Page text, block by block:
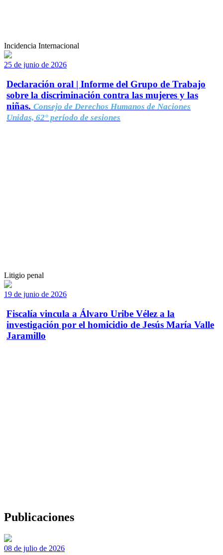
Incidencia Internacional
25 de junio de 2026
Declaración oral | Informe del Grupo de Trabajo
sobre la discriminación contra las mujeres y las
niñas. Consejo de Derechos Humanos de Naciones
Unidas, 62° período de sesiones
Litigio penal
19 de junio de 2026
Fiscalía vincula a Álvaro Uribe Vélez a la
investigación por el homicidio de Jesús María Valle
Jaramillo
Publicaciones
08 de julio de 2026